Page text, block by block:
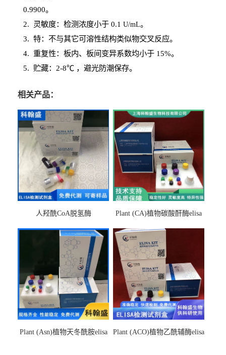
0.9900。
2. 灵敏度：检测浓度小于0.1 U/mL。
3. 特：不与其它可溶性结构类似物交叉反应。
4. 重复性：板内、板间变异系数均小于15%。
5. 贮藏：2-8℃ ，避光防潮保存。
相关产品：
人羟酰CoA脱氢酶
Plant (CA)植物碳酸酐酶elisa
Plant (Asn)植物天冬酰胺elisa
Plant (ACO)植物乙酰辅酶elisa